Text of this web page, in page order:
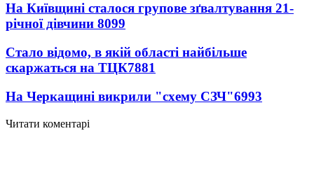
На Київщині сталося групове зґвалтування 21-
річної дівчини 8099
Стало відомо, в якій області найбільше
скаржаться на ТЦК7881
На Черкащині викрили "схему СЗЧ"6993
Читати коментарі